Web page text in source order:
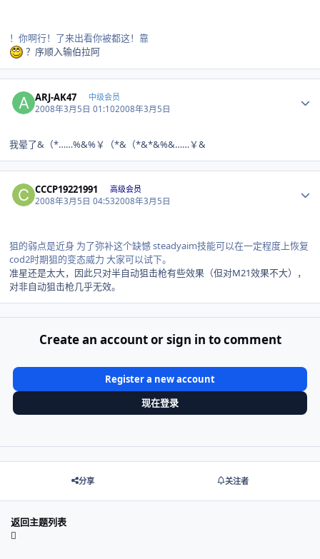
！你啊行！了来出看你被都这！靠
？序顺入输伯拉阿
ARJ-AK47 中级会员
2008年3月5日 01:102008年3月5日
我晕了&（*……%&%￥（*&（*&*&%&……￥&
CCCP19221991 高级会员
2008年3月5日 04:532008年3月5日
狙的弱点是近身 为了弥补这个缺憾 steadyaim技能可以在一定程度上恢复
cod2时期狙的变态威力 大家可以试下。
准星还是太大，因此只对半自动狙击枪有些效果（但对M21效果不大），
对非自动狙击枪几乎无效。
Create an account or sign in to comment
Register a new account
现在登录
分享 关注者
返回主题列表